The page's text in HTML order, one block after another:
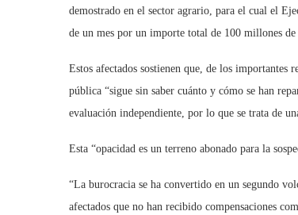
demostrado en el sector agrario, para el cual el
de un mes por un importe total de 100 millones de
Estos afectados sostienen que, de los
pública “sigue sin saber cuánto y cómo se han
evaluación independiente, por lo que se trata de
Esta “opacidad es un terreno abonado para la
“La burocracia se ha convertido en un segundo
afectados que no han recibido compensaciones